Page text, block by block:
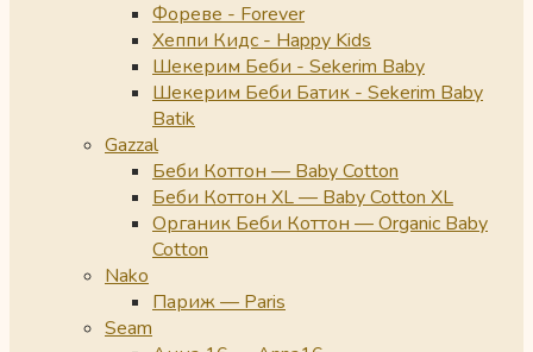
Фореве - Forever
Хеппи Кидс - Happy Kids
Шекерим Беби - Sekerim Baby
Шекерим Беби Батик - Sekerim Baby
Batik
Gazzal
Беби Коттон — Baby Cotton
Беби Коттон XL — Baby Cotton XL
Органик Беби Коттон — Organic Baby
Cotton
Nako
Париж — Paris
Seam